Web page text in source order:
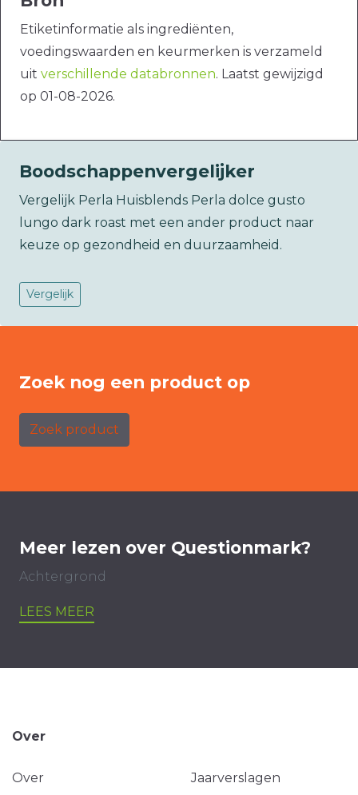
Etiketinformatie als ingrediënten,
voedingswaarden en keurmerken is verzameld
uit verschillende databronnen. Laatst gewijzigd
op 01-08-2026.
Boodschappenvergelijker
Vergelijk Perla Huisblends Perla dolce gusto
lungo dark roast met een ander product naar
keuze op gezondheid en duurzaamheid.
Vergelijk
Zoek nog een product op
Zoek product
Meer lezen over Questionmark?
Achtergrond
LEES MEER
Over
Over Jaarverslagen